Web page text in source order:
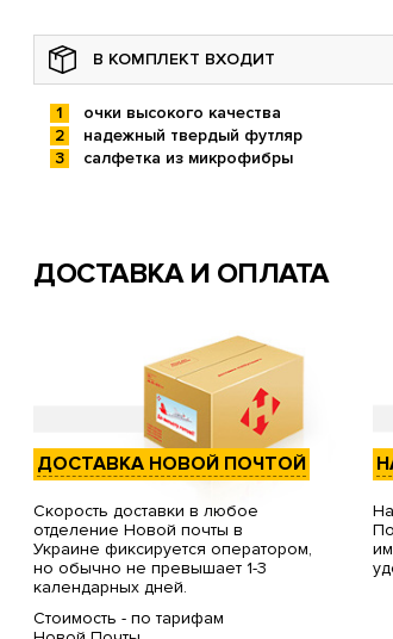
В КОМПЛЕКТ ВХОДИТ
очки высокого качества
надежный твердый футляр
салфетка из микрофибры
ДОСТАВКА И ОПЛАТА
ДОСТАВКА НОВОЙ ПОЧТОЙ
Скорость доставки в любое
отделение Новой почты в
Украине фиксируется оператором,
но обычно не превышает 1-3
календарных дней.
Стоимость - по тарифам